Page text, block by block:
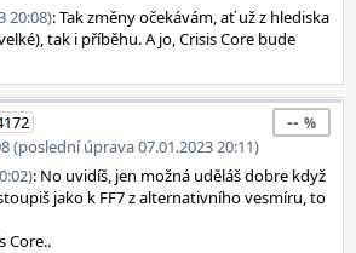
20:08): Tak změny očekávám, ať už z hlediska
tak i příběhu. A jo, Crisis Core bude
(poslední úprava 07.01.2023 20:11)
--
: No uvidíš, jen možná uděláš dobre když
jako k FF7 z alternativního vesmíru, to
Core..